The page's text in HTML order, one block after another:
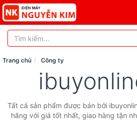
Trang chủ Công ty
Tất cả sản phẩm được bán bởi
hãng với giá tốt nhất, giao hàng tận